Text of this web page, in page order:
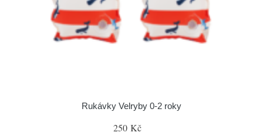
Rukávky Velryby 0-2 roky
250 Kč